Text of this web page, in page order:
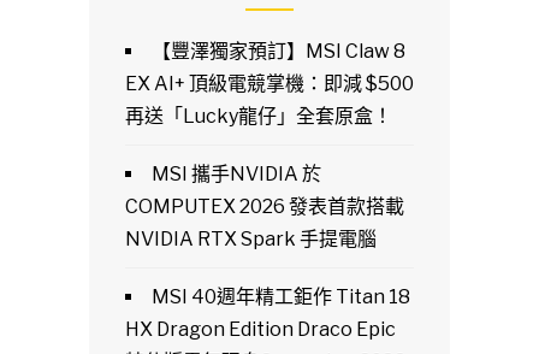
【豐澤獨家預訂】MSI Claw 8
EX AI+ 頂級電競掌機：即減 $500
再送「Lucky龍仔」全套原盒！
MSI 攜手NVIDIA 於
COMPUTEX 2026 發表首款搭載
NVIDIA RTX Spark 手提電腦
MSI 40週年精工鉅作 Titan 18
HX Dragon Edition Draco Epic